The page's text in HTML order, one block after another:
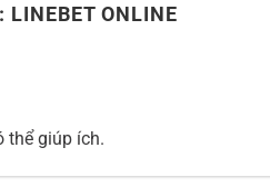
LINEBET ONLINE
thể giúp ích.